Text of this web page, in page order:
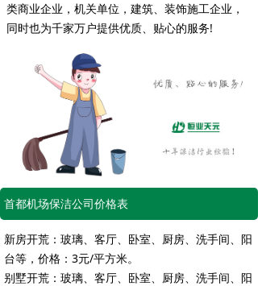
首都机场保洁公司价格表
新房开荒：玻璃、客厅、卧室、厨房、洗手间、阳
台等，价格：3元/平方米。
别墅开荒：玻璃、客厅、卧室、厨房、洗手间、阳
类商业企业，机关单位，建筑、装饰施工企业，
同时也为千家万户提供优质、贴心的服务!